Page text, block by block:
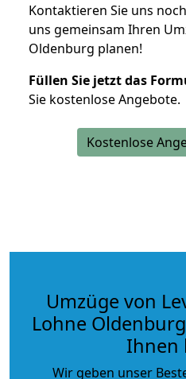
Kontaktieren Sie uns
uns gemeinsam Ihren
Oldenburg planen!
Füllen Sie jetzt das
Sie kostenlose Angebote.
Kostenlose
Umzüge von
Lohne
Ihnen
Wir geben unser